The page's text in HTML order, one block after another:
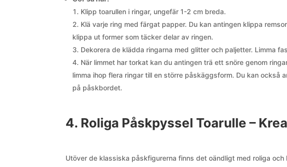
Klipp toarullen i ringar, ungefär 1-2 cm breda.
Klä varje ring med färgat papper. Du kan antingen klippa
klippa ut former som täcker delar av ringen.
Dekorera de klädda ringarna med glitter och paljetter. Limma
När limmet har torkat kan du antingen trä ett snöre genom
limma ihop flera ringar till en större påskäggsform. Du kan också
på påskbordet.
4. Roliga Påskpyssel Toarulle –
Utöver de klassiska påskfigurerna finns det oändligt med roliga